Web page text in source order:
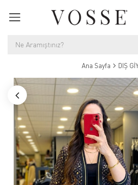
Ana Sayfa DIŞ